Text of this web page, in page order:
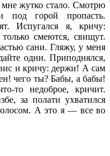
мне жутко стало. Смотрю
под горой пропасть.
Испугался я, кричу:
смеются, свищут.
сани. Гляжу, у меня
одни. Приподнялся,
и кричу: держи! А сам
чего ты? Бабы, а бабы!
то недоброе, кричит.
за полати ухватился
А это я — все во